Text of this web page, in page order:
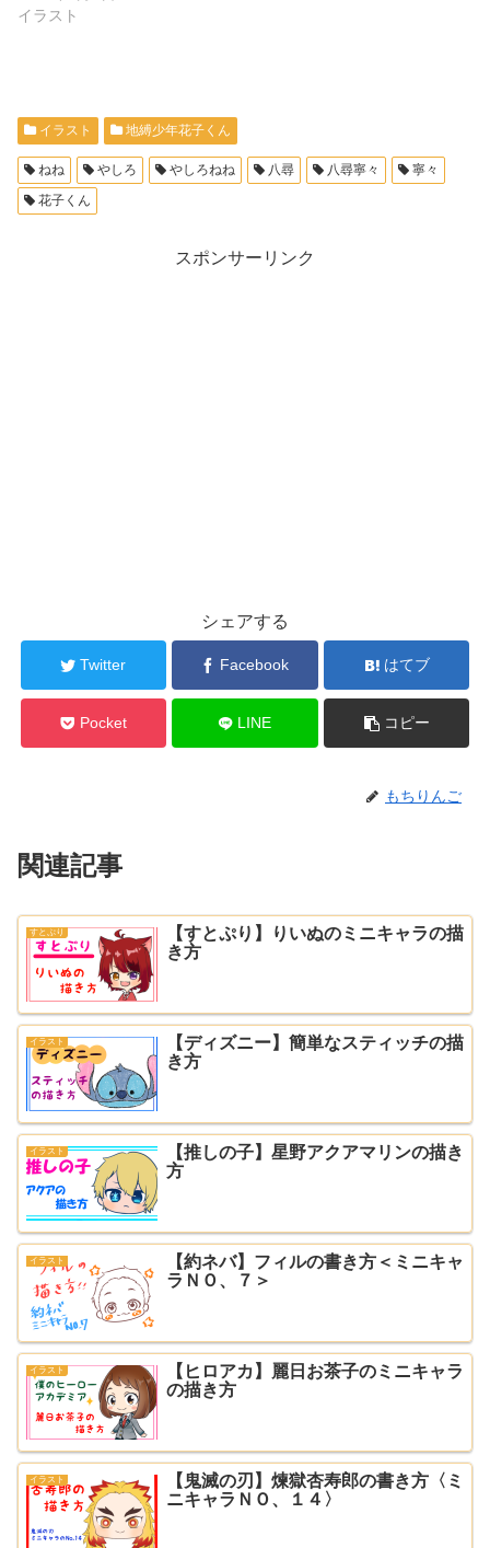
イラスト
イラスト 地縛少年花子くん
ねね やしろ やしろねね 八尋 八尋寧々
寧々
花子くん
スポンサーリンク
シェアする
Twitter Facebook はてブ
Pocket LINE コピー
もちりんご
関連記事
すとぷり
【すとぷり】りいぬのミニキャラの描
き方
イラスト
【ディズニー】簡単なスティッチの描
き方
イラスト
【推しの子】星野アクアマリンの描き
方
イラスト
【約ネバ】フィルの書き方＜ミニキャ
ラＮＯ、７＞
イラスト
【ヒロアカ】麗日お茶子のミニキャラ
の描き方
イラスト
【鬼滅の刃】煉獄杏寿郎の書き方〈ミ
ニキャラＮＯ、１４〉